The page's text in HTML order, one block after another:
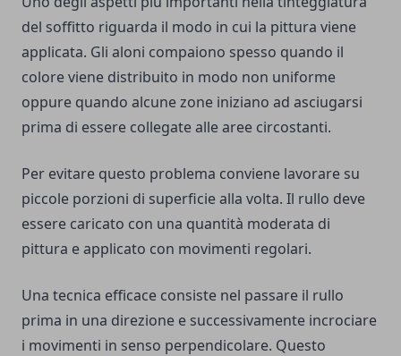
del soffitto riguarda il modo in cui la pittura viene
applicata. Gli aloni compaiono spesso quando il
colore viene distribuito in modo non uniforme
oppure quando alcune zone iniziano ad asciugarsi
prima di essere collegate alle aree circostanti.
Per evitare questo problema conviene lavorare su
piccole porzioni di superficie alla volta. Il rullo deve
essere caricato con una quantità moderata di
pittura e applicato con movimenti regolari.
Una tecnica efficace consiste nel passare il rullo
prima in una direzione e successivamente incrociare
i movimenti in senso perpendicolare. Questo